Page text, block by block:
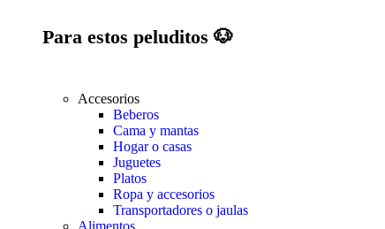
Para estos peluditos 🐶
Accesorios
Beberos
Cama y mantas
Hogar o casas
Juguetes
Platos
Ropa y accesorios
Transportadores o jaulas
Alimentos